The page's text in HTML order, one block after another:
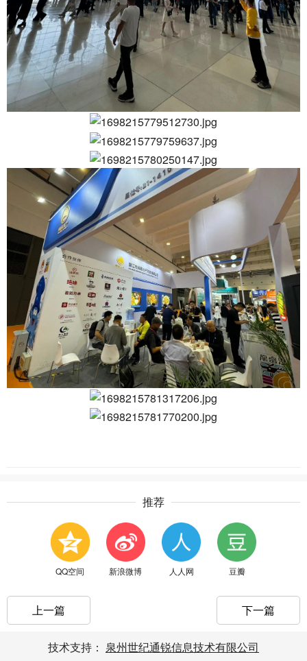
推荐
QQ空间 新浪微博 人人网 豆瓣
上一篇 下一篇
技术支持： 泉州世纪通锐信息技术有限公司